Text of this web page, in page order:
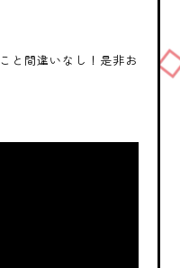
と間違いなし！是非お